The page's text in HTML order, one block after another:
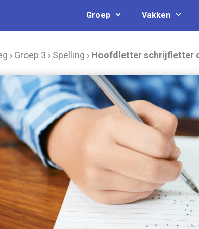
Groep Vakken
› Groep 3 › Spelling › Hoofdletter schrijfletter